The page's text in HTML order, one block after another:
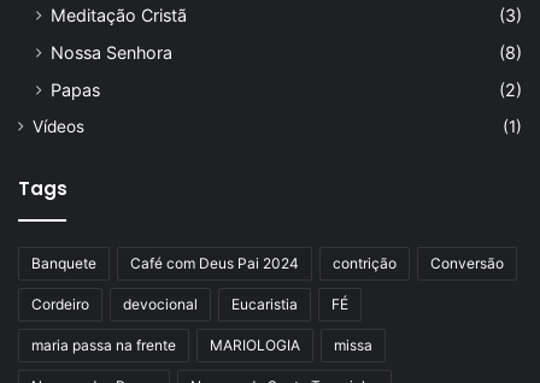
Meditação Cristã
(3)
Nossa Senhora
(8)
Papas
(2)
Vídeos (1)
Tags
Banquete Café com Deus Pai 2024 contrição Conversão
Cordeiro devocional Eucaristia FÉ
maria passa na frente MARIOLOGIA missa